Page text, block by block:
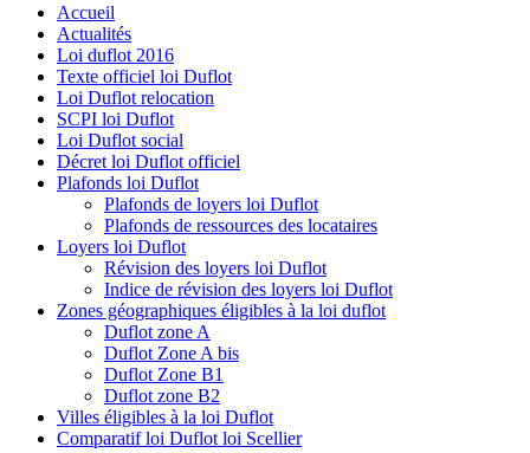
Accueil
Actualités
Loi duflot 2016
Texte officiel loi Duflot
Loi Duflot relocation
SCPI loi Duflot
Loi Duflot social
Décret loi Duflot officiel
Plafonds loi Duflot
Plafonds de loyers loi Duflot
Plafonds de ressources des locataires
Loyers loi Duflot
Révision des loyers loi Duflot
Indice de révision des loyers loi Duflot
Zones géographiques éligibles à la loi duflot
Duflot zone A
Duflot Zone A bis
Duflot Zone B1
Duflot zone B2
Villes éligibles à la loi Duflot
Comparatif loi Duflot loi Scellier